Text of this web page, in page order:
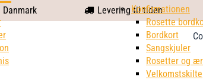
Levering til tiden
Konfirmationen
Rosette
Bordkort
Sangskjuler
Rosetter og
Velkomstskilte